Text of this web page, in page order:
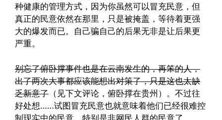
种健康的管理方式，因为你虽然可以冒充民意，但
真正的民意依然在那里，只是被掩盖，等待着更强
大的爆发而已。自己骗自己的后果无非是让后果更
严重。
别忘了俯卧撑事件也是在云南发生的，再笨的人，
出了两次大事都应该能想出对策了，只是这也太缺
乏新意了 （见下文评论，俯卧撑在贵州）。不过往
好处想……试图冒充民意也就意味着他们已经很难控
制现实中的民意，特别是非网民人群的民意了。